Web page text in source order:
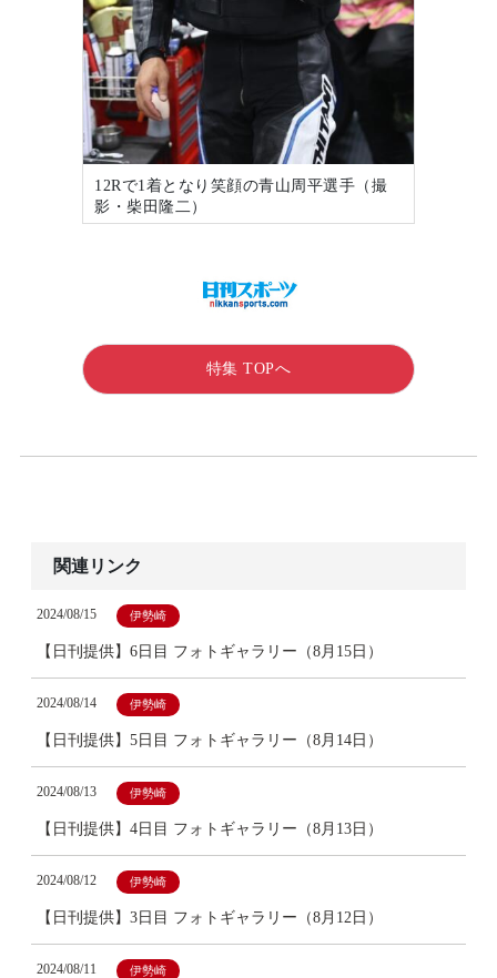
12Rで1着となり笑顔の青山周平選手（撮
影・柴田隆二）
特集 TOPへ
関連リンク
2024/08/15 伊勢崎
【日刊提供】6日目 フォトギャラリー（8月15日）
2024/08/14 伊勢崎
【日刊提供】5日目 フォトギャラリー（8月14日）
2024/08/13 伊勢崎
【日刊提供】4日目 フォトギャラリー（8月13日）
2024/08/12 伊勢崎
【日刊提供】3日目 フォトギャラリー（8月12日）
2024/08/11 伊勢崎